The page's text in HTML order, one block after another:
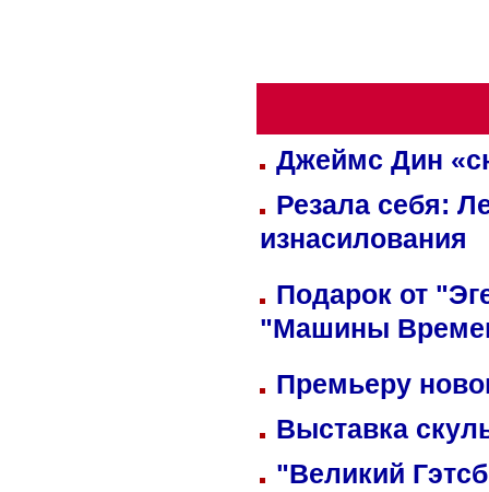
Джеймс Дин
Резала себя:
изнасилования
Подарок от
"Машины
Премьеру
Выставка
"Великий